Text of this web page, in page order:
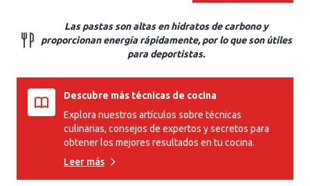
Las pastas son altas en hidratos de carbono y
proporcionan energía rápidamente, por lo que son útiles
para deportistas.
Descubre más técnicas de cocina
Explora nuestros artículos sobre técnicas
culinarias, consejos de expertos y secretos para
obtener los mejores resultados en tu cocina.
Leer más